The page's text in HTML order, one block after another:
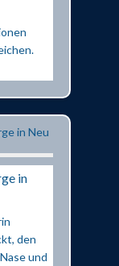
in
den
und